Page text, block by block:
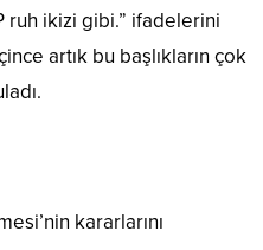
ruh ikizi gibi.” ifadelerini
artık bu başlıkların çok
kararlarını